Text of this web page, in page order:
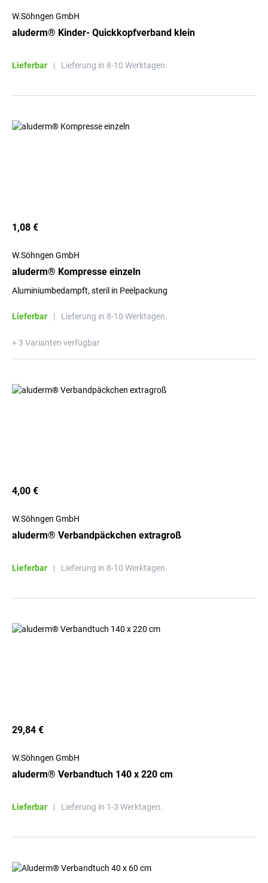
W.Söhngen GmbH
aluderm® Kinder- Quickkopfverband klein
Lieferbar | Lieferung in 8-10 Werktagen.
1,08 €
W.Söhngen GmbH
aluderm® Kompresse einzeln
Aluminiumbedampft, steril in Peelpackung
Lieferbar | Lieferung in 8-10 Werktagen.
+ 3 Varianten verfügbar
4,00 €
W.Söhngen GmbH
aluderm® Verbandpäckchen extragroß
Lieferbar | Lieferung in 8-10 Werktagen.
29,84 €
W.Söhngen GmbH
aluderm® Verbandtuch 140 x 220 cm
Lieferbar | Lieferung in 1-3 Werktagen.